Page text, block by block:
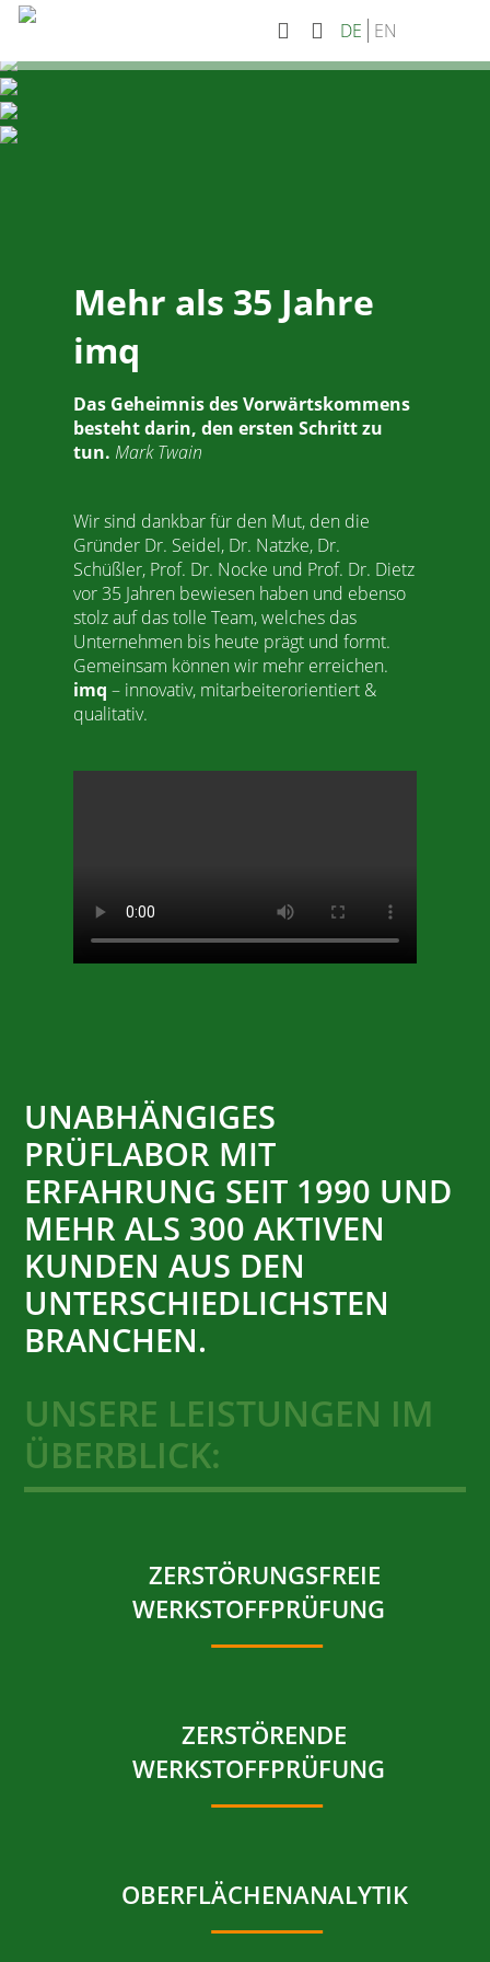
DE EN
Mehr als 35 Jahre
imq
Das Geheimnis des Vorwärtskommens
besteht darin, den ersten Schritt zu
tun. Mark Twain
Wir sind dankbar für den Mut, den die
Gründer Dr. Seidel, Dr. Natzke, Dr.
Schüßler, Prof. Dr. Nocke und Prof. Dr. Dietz
vor 35 Jahren bewiesen haben und ebenso
stolz auf das tolle Team, welches das
Unternehmen bis heute prägt und formt.
Gemeinsam können wir mehr erreichen.
imq – innovativ, mitarbeiterorientiert &
qualitativ.
UNABHÄNGIGES
PRÜFLABOR MIT
ERFAHRUNG SEIT 1990 UND
MEHR ALS 300 AKTIVEN
KUNDEN AUS DEN
UNTERSCHIED­LICHSTEN
BRANCHEN.
UNSERE LEISTUNGEN IM
ÜBERBLICK:
ZERSTÖRUNGSFREIE
WERKSTOFFPRÜFUNG
ZERSTÖRENDE
WERKSTOFFPRÜFUNG
OBERFLÄCHENANALYTIK